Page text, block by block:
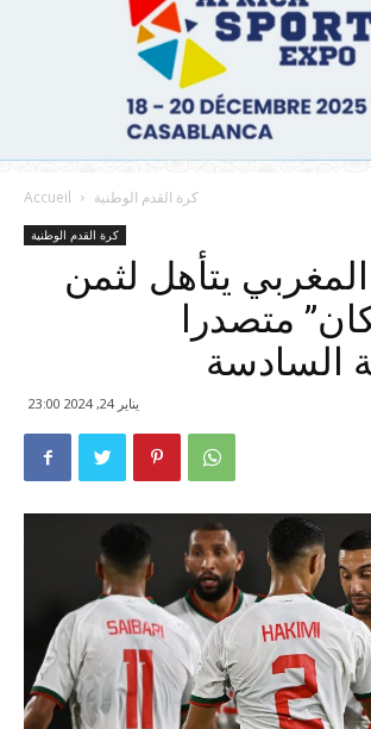
Accueil كرة القدم الوطنية
كرة القدم الوطنية
يتأهل لثمن
متصدرا
السادسة
يناير 24, 2024 23:00